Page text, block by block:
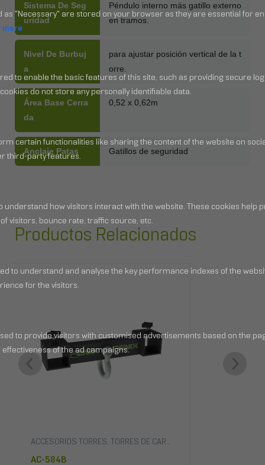
Sistema De Seg
Uridad
Péndulo interno más gatillo externo
en tramos.
Nivel De Burbuj
A
para ajustar posición vertical de la t
orre.
Área Base Cerra
Da
0,52 x 0,62m
Anclaje Patas Gatillos de seguridad
Productos Relacionados
ACCESORIOS TORRES,TORRES DE CARGA FRONTAL
AC-584B